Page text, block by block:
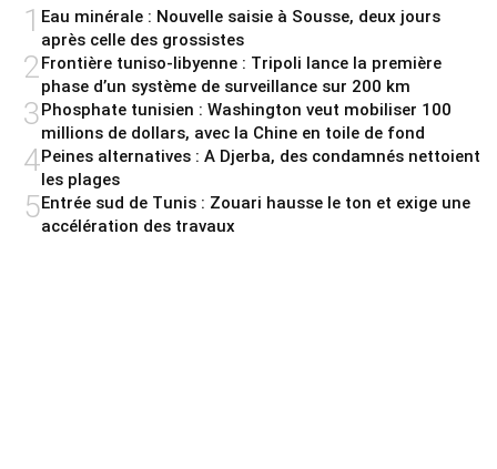
1 Eau minérale : Nouvelle saisie à Sousse, deux jours
après celle des grossistes
2Frontière tuniso-libyenne : Tripoli lance la première
phase d’un système de surveillance sur 200 km
3Phosphate tunisien : Washington veut mobiliser 100
millions de dollars, avec la Chine en toile de fond
4Peines alternatives : A Djerba, des condamnés nettoient
les plages
5Entrée sud de Tunis : Zouari hausse le ton et exige une
accélération des travaux